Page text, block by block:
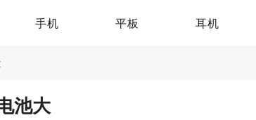
手机 平板 耳机
池大